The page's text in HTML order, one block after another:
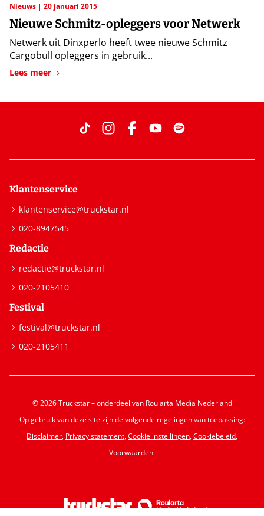
Nieuws 20 januari 2015
Nieuwe Schmitz-opleggers voor Netwerk
Netwerk uit Dinxperlo heeft twee nieuwe Schmitz
Cargobull opleggers in gebruik...
Lees meer
Klantenservice
klantenservice@truckstar.nl
020-8947545
Redactie
redactie@truckstar.nl
020-2105410
Festival
festival@truckstar.nl
020-2105411
© 2026 Truckstar – onderdeel van Roularta Media Nederland
Op gebruik van deze site zijn de volgende regelingen van toepassing:
Disclaimer, Privacy statement,Cookie instellingen,Cookiebeleid,
Voorwaarden.